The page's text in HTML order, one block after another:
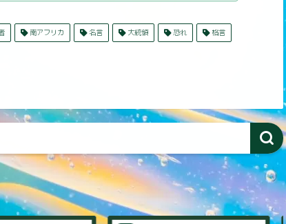
南アフリカ 名言 大統領 恐れ 格言